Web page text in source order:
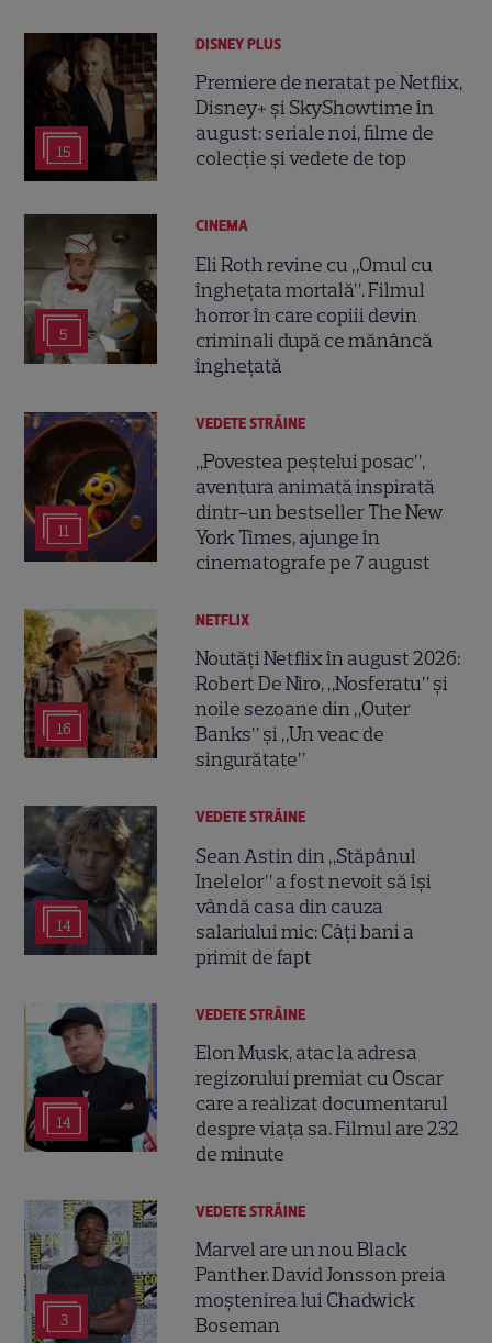
15
DISNEY PLUS
Premiere de neratat pe Netflix,
Disney+ și SkyShowtime în
august: seriale noi, filme de
colecție și vedete de top
5
CINEMA
Eli Roth revine cu „Omul cu
înghețata mortală”. Filmul
horror în care copiii devin
criminali după ce mănâncă
înghețată
11
VEDETE STRĂINE
„Povestea peștelui posac”,
aventura animată inspirată
dintr-un bestseller The New
York Times, ajunge în
cinematografe pe 7 august
16
NETFLIX
Noutăți Netflix în august 2026:
Robert De Niro, „Nosferatu” și
noile sezoane din „Outer
Banks” și „Un veac de
singurătate”
14
VEDETE STRĂINE
Sean Astin din „Stăpânul
Inelelor” a fost nevoit să își
vândă casa din cauza
salariului mic: Câți bani a
primit de fapt
14
VEDETE STRĂINE
Elon Musk, atac la adresa
regizorului premiat cu Oscar
care a realizat documentarul
despre viața sa. Filmul are 232
de minute
3
VEDETE STRĂINE
Marvel are un nou Black
Panther. David Jonsson preia
moștenirea lui Chadwick
Boseman